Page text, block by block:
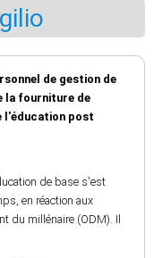
de gestion de
la fourniture de
l'éducation post
de base s'est
en réaction aux
du millénaire (ODM). Il